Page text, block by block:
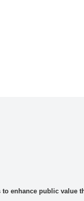
enhance public value